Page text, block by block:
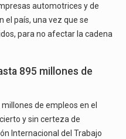
automotrices y de
país, una vez que se
para no afectar la cadena
895 millones de
de empleos en el
y sin certeza de
Internacional del Trabajo